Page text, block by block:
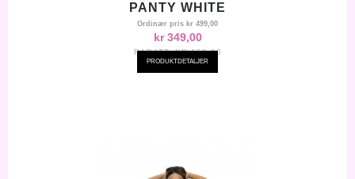
PANTY WHITE
Ordinær pris kr 499,00
kr 349,00
RABATT:KR-150,00
PRODUKTDETALJER